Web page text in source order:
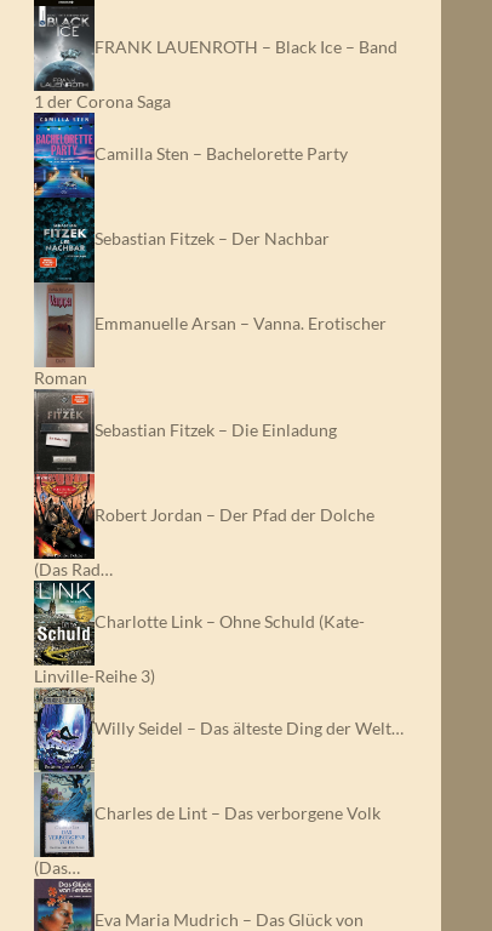
FRANK LAUENROTH – Black Ice – Band
1 der Corona Saga
Camilla Sten – Bachelorette Party
Sebastian Fitzek – Der Nachbar
Emmanuelle Arsan – Vanna. Erotischer
Roman
Sebastian Fitzek – Die Einladung
Robert Jordan – Der Pfad der Dolche
(Das Rad…
Charlotte Link – Ohne Schuld (Kate-
Linville-Reihe 3)
Willy Seidel – Das älteste Ding der Welt…
Charles de Lint – Das verborgene Volk
(Das…
Eva Maria Mudrich – Das Glück von